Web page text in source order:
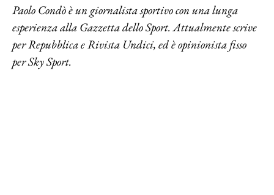
Paolo Condò è un giornalista sportivo con una lunga
esperienza alla Gazzetta dello Sport. Attualmente scrive
per Repubblica e Rivista Undici, ed è opinionista fisso
per Sky Sport.